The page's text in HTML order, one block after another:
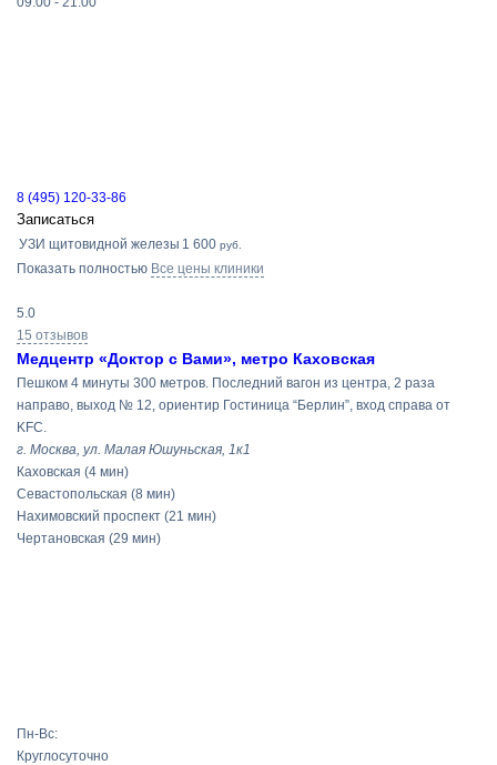
8 (495) 120-33-86
Записаться
УЗИ щитовидной железы 1 600 руб.
Показать полностью Все цены клиники
5.0
15 отзывов
Медцентр «Доктор с Вами», метро Каховская
Пешком 4 минуты 300 метров. Последний вагон из центра, 2 раза
направо, выход № 12, ориентир Гостиница “Берлин”, вход справа от
KFC.
г. Москва, ул. Малая Юшуньская, 1к1
Каховская (4 мин)
Севастопольская (8 мин)
Нахимовский проспект (21 мин)
Чертановская (29 мин)
Пн-Вс:
Круглосуточно